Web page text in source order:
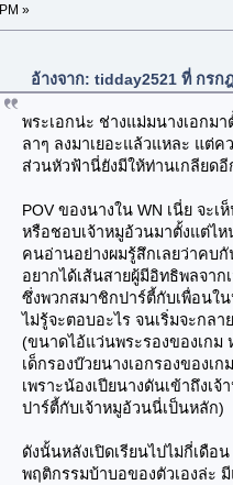
PM »
อ้างจาก: tidday2521 ที่ กรก
พระเอกน่ะ ช่างแม่มนางเอกม
ลาๆ ลงมาเยอะแล้วแหละ แต่ค
ส่วนหัวฟ้านี่ยังมีให้ท่านเกลียด
POV ของนางใน WN เนี่ย จะ
หรือชอบเจ้าหมูอ้วนมาตั้งแต่ไห
คนอ่านอย่างผมรู้สึกเลยว่าคบ
อยากได้เส้นสายผู้มีอิทธิพลจาก
ซึ่งพวกสมาชิกปาร์ตี้กับเพื่อนใน
ไม่รู้จะตอบอะไร จนเริ่มจะกล
(ขนาดไอ้แว่นพระรองของเกม
เด็กรองบ๊วยนางเอกรองของเ
เพราะน้องเปียนางดันเข้าถึงเ
ปาร์ตี้กับเจ้าหมูอ้วนนี่เป็นหลัก)
ดังนั้นหลังเปิดเรียนไปไม่กี่เดื
พฤติกรรมบ้าบอของตัวเองล่ะ